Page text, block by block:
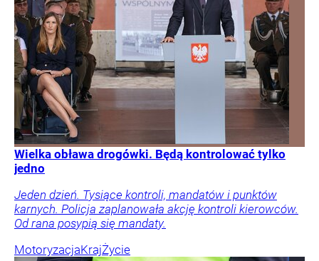
Wielka obława drogówki. Będą kontrolować tylko
jedno
Jeden dzień. Tysiące kontroli, mandatów i punktów
karnych. Policja zaplanowała akcję kontroli kierowców.
Od rana posypią się mandaty.
MotoryzacjaKrajŻycie